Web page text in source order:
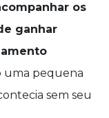
os
ganhar
uma pequena
sem seu